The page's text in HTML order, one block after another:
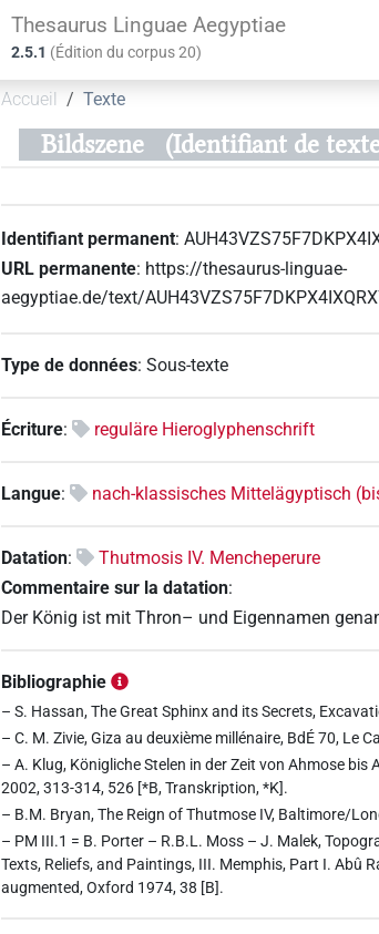
Thesaurus Linguae Aegyptiae
2.5.1 (Édition du corpus20)
Accueil Texte
Bildszene (Identifiant de
Identifiant permanent:
URL permanente: https://thesaurus-linguae-
aegyptiae.de/text/
Type de données:Sous-texte
Écriture: reguläre Hieroglyphenschrift
Langue: nach-klassisches Mittelägyptisch
Datation:
Thutmosis IV. Mencheperure
Commentaire sur la datation:
Der König ist mit Thron– und Eigennamen
Bibliographie
– S. Hassan, The Great Sphinx and its Secrets,
– C. M. Zivie, Giza au deuxième millénaire, BdÉ 70, Le
– A. Klug, Königliche Stelen in der Zeit von Ahmose
2002, 313-314, 526 [*B, Transkription, *K].
– B.M. Bryan, The Reign of Thutmose IV, Baltimore/
– PM III.1 = B. Porter – R.B.L. Moss – J. Malek,
Texts, Reliefs, and Paintings, III. Memphis, Part I. Abû
augmented, Oxford 1974, 38 [B].